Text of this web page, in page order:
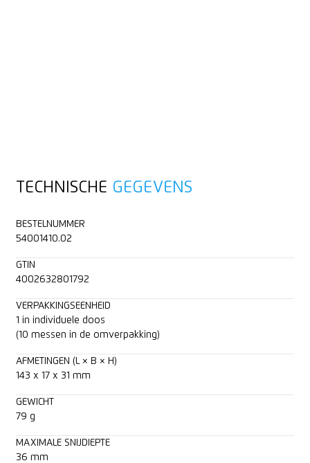
TECHNISCHE GEGEVENS
BESTELNUMMER
54001410.02
GTIN
4002632801792
VERPAKKINGSEENHEID
1 in individuele doos
(10 messen in de omverpakking)
AFMETINGEN (L × B × H)
143 x 17 x 31 mm
GEWICHT
79 g
MAXIMALE SNIJDIEPTE
36 mm